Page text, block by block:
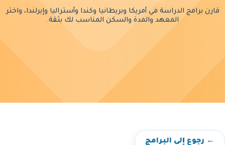
قارن برامج الدراسة في أمريكا وبريطانيا وكندا وأستراليا وإيرلندا، واختر
المعهد والمدة والسكن المناسب لك بثقة.
← رجوع إلى البرامج